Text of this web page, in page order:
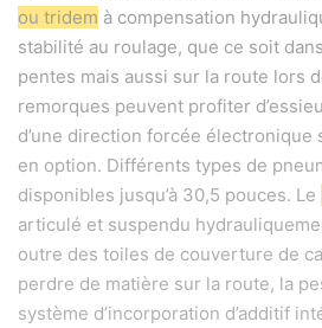
ou tridem à compensation
stabilité au roulage, que ce soit
pentes mais aussi sur la route lors
remorques peuvent profiter
d’une direction forcée électronique
en option. Différents types de
disponibles jusqu’à 30,5 pouces. Le
articulé et suspendu
outre des toiles de couverture de
perdre de matière sur la route, la
système d’incorporation d’additif